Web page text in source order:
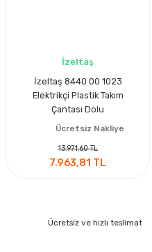
İzeltaş
İzeltaş 8440 00 1023
Elektrikçi Plastik Takım
Çantası Dolu
Ücretsiz Nakliye
13.971,60 TL
7.963,81 TL
Ücretsiz ve hızlı teslimat